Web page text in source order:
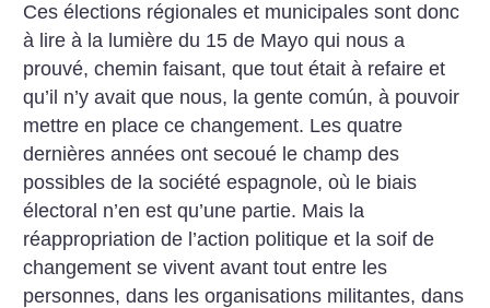
Ces élections régionales et municipales sont donc
à lire à la lumière du 15 de Mayo qui nous a
prouvé, chemin faisant, que tout était à refaire et
qu’il n’y avait que nous, la gente común, à pouvoir
mettre en place ce changement. Les quatre
dernières années ont secoué le champ des
possibles de la société espagnole, où le biais
électoral n’en est qu’une partie. Mais la
réappropriation de l’action politique et la soif de
changement se vivent avant tout entre les
personnes, dans les organisations militantes, dans